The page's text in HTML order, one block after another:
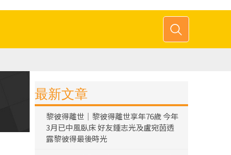
最新文章
黎彼得離世｜黎彼得離世享年76歲 今年
3月已中風臥床 好友鍾志光及盧宛茵透
露黎彼得最後時光